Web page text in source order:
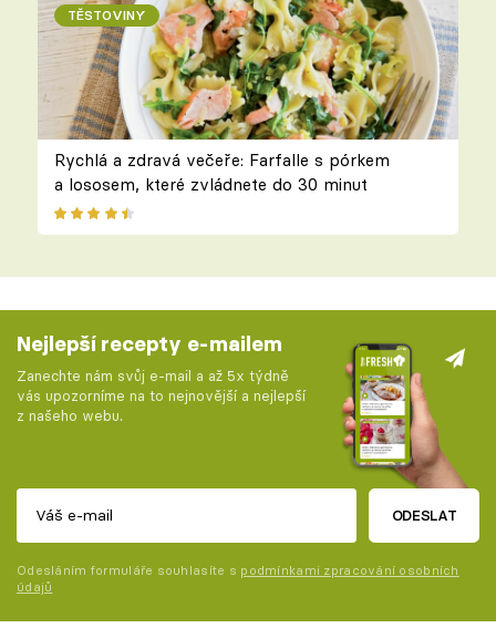
TĚSTOVINY
Rychlá a zdravá večeře: Farfalle s pórkem
a lososem, které zvládnete do 30 minut
Nejlepší recepty e-mailem
Zanechte nám svůj e-mail a až 5x týdně
vás upozorníme na to nejnovější a nejlepší
z našeho webu.
ODESLAT
Odesláním formuláře souhlasíte s podmínkami zpracování osobních
údajů